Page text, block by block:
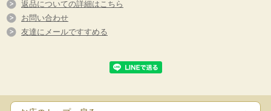
返品についての詳細はこちら
お問い合わせ
友達にメールですすめる